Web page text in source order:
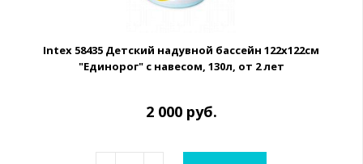
Intex 58435 Детский надувной бассейн 122х122см
"Единорог" с навесом, 130л, от 2 лет
2 000 руб.